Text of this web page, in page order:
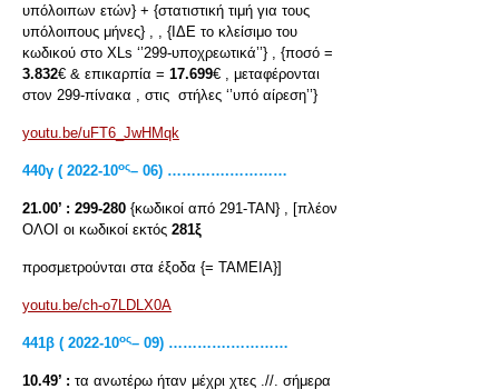
υπόλοιπων ετών} + {στατιστική τιμή για τους
υπόλοιπους μήνες} , , {ΙΔΕ το κλείσιμο του
κωδικού στο XLs ‘’299-υποχρεωτικά’’} , {ποσό =
3.832€ & επικαρπία = 17.699€ , μεταφέρονται
στον 299-πίνακα , στις στήλες ‘’υπό αίρεση’’}
youtu.be/uFT6_JwHMqk
440γ ( 2022-10ος– 06) ………….…………
21.00’ : 299-280 {κωδικοί από 291-ΤΑΝ} , [πλέον
ΟΛΟΙ οι κωδικοί εκτός 281ξ
προσμετρούνται στα έξοδα {= ΤΑΜΕΙΑ}]
youtu.be/ch-o7LDLX0A
441β ( 2022-10ος– 09) ………….…………
10.49’ : τα ανωτέρω ήταν μέχρι χτες .//. σήμερα